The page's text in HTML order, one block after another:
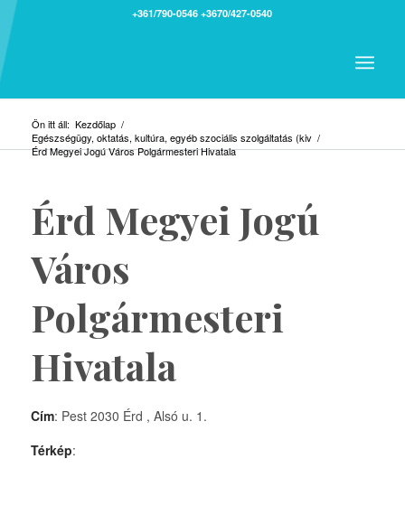
+361/790-0546 +3670/427-0540
Ön itt áll: Kezdőlap /
Egészségügy, oktatás, kultúra, egyéb szociális szolgáltatás (kiv /
Érd Megyei Jogú Város Polgármesteri Hivatala
Érd Megyei Jogú
Város
Polgármesteri
Hivatala
Cím: Pest 2030 Érd , Alsó u. 1.
Térkép: